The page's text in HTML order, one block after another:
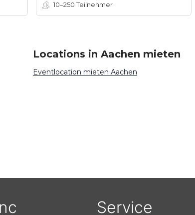
10–250Teilnehmer
Locations in Aachen mieten
Eventlocation mieten Aachen
Service